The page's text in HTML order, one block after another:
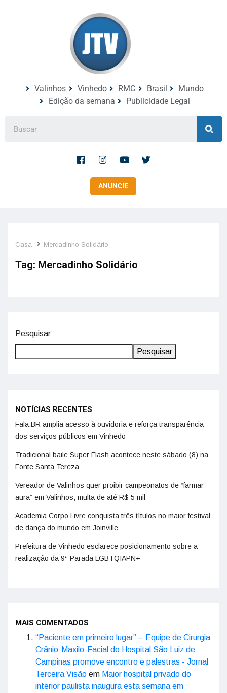
Valinhos Vinhedo RMC Brasil
Mundo
Edição da semana
Publicidade Legal
ANUNCIE
Casa Mercadinho Solidário
Tag: Mercadinho Solidário
Mercadinho Solidário em Valinhos doa
alimentos para quem precisa
Pesquisar
Pesquisar
NOTÍCIAS RECENTES
Fala.BR amplia acesso à ouvidoria e reforça transparência
dos serviços públicos em Vinhedo
Tradicional baile Super Flash acontece neste sábado (8) na
Fonte Santa Tereza
Vereador de Valinhos quer proibir campeonatos de “farmar
aura” em Valinhos; multa de até R$ 5 mil
Academia Corpo Livre conquista três títulos no maior festival
de dança do mundo em Joinville
Prefeitura de Vinhedo esclarece posicionamento sobre a
realização da 9ª Parada LGBTQIAPN+
MAIS COMENTADOS
“Paciente em primeiro lugar” – Equipe de Cirurgia
Crânio-Maxilo-Facial do Hospital São Luiz de
Campinas promove encontro e palestras - Jornal
Terceira Visão em Maior hospital privado do
interior paulista inaugura esta semana em